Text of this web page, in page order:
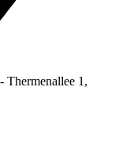
Thermenallee 1,